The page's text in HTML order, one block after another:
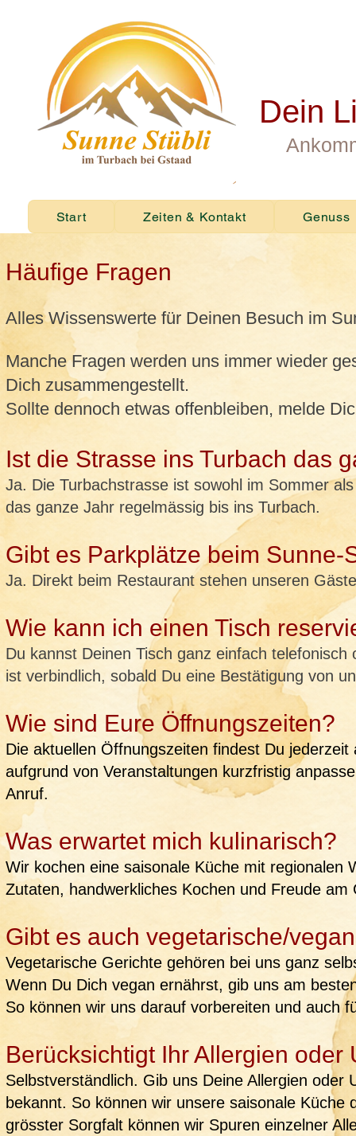
Dein
Start Zeiten & Kontakt Genuss
Häufige Fragen
Alles Wissenswerte für Deinen Besuch im
Manche Fragen werden uns immer wieder
Dich zusammengestellt.
Sollte dennoch etwas offenbleiben, melde
Ist die Strasse ins Turbach das
Ja. Die Turbachstrasse ist sowohl im Sommer
das ganze Jahr regelmässig bis ins Turbach.
Gibt es Parkplätze beim Sunne-
Ja. Direkt beim Restaurant stehen unseren
Wie kann ich einen Tisch
Du kannst Deinen Tisch ganz einfach
ist verbindlich, sobald Du eine Bestätigung von
Wie sind Eure Öffnungszeiten?
Die aktuellen Öffnungszeiten findest Du
aufgrund von Veranstaltungen kurzfristig
Anruf.
Was erwartet mich kulinarisch?
Wir kochen eine saisonale Küche mit regionalen
Zutaten, handwerkliches Kochen und Freude
Gibt es auch vegetarische/
Vegetarische Gerichte gehören bei uns ganz
Wenn Du Dich vegan ernährst, gib uns am
So können wir uns darauf vorbereiten und auch
Berücksichtigt Ihr Allergien oder
Selbstverständlich. Gib uns Deine Allergien
bekannt. So können wir unsere saisonale
grösster Sorgfalt können wir Spuren einzelner